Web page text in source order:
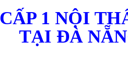
1 NỘI
TẠI ĐÀ